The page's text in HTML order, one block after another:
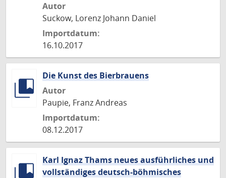
Autor
Suckow, Lorenz Johann Daniel
Importdatum:
16.10.2017
Die Kunst des Bierbrauens
Autor
Paupie, Franz Andreas
Importdatum:
08.12.2017
Karl Ignaz Thams neues ausführliches und
vollständiges deutsch-böhmisches